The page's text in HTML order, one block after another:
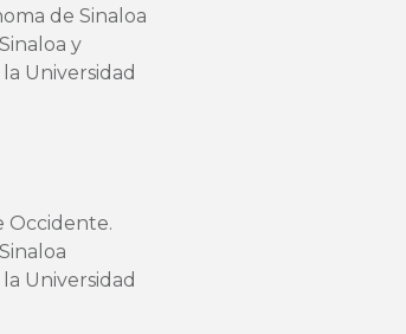
de Sinaloa
y
Universidad
Occidente.
Universidad